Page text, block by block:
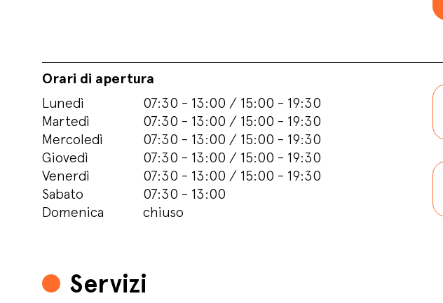
Orari di apertura
Lunedì
07:30 - 13:00 / 15:00 - 19:30
Martedì
07:30 - 13:00 / 15:00 - 19:30
Mercoledì
07:30 - 13:00 / 15:00 - 19:30
Giovedì
07:30 - 13:00 / 15:00 - 19:30
Venerdì
07:30 - 13:00 / 15:00 - 19:30
Sabato
07:30 - 13:00
Domenica
chiuso
Servizi